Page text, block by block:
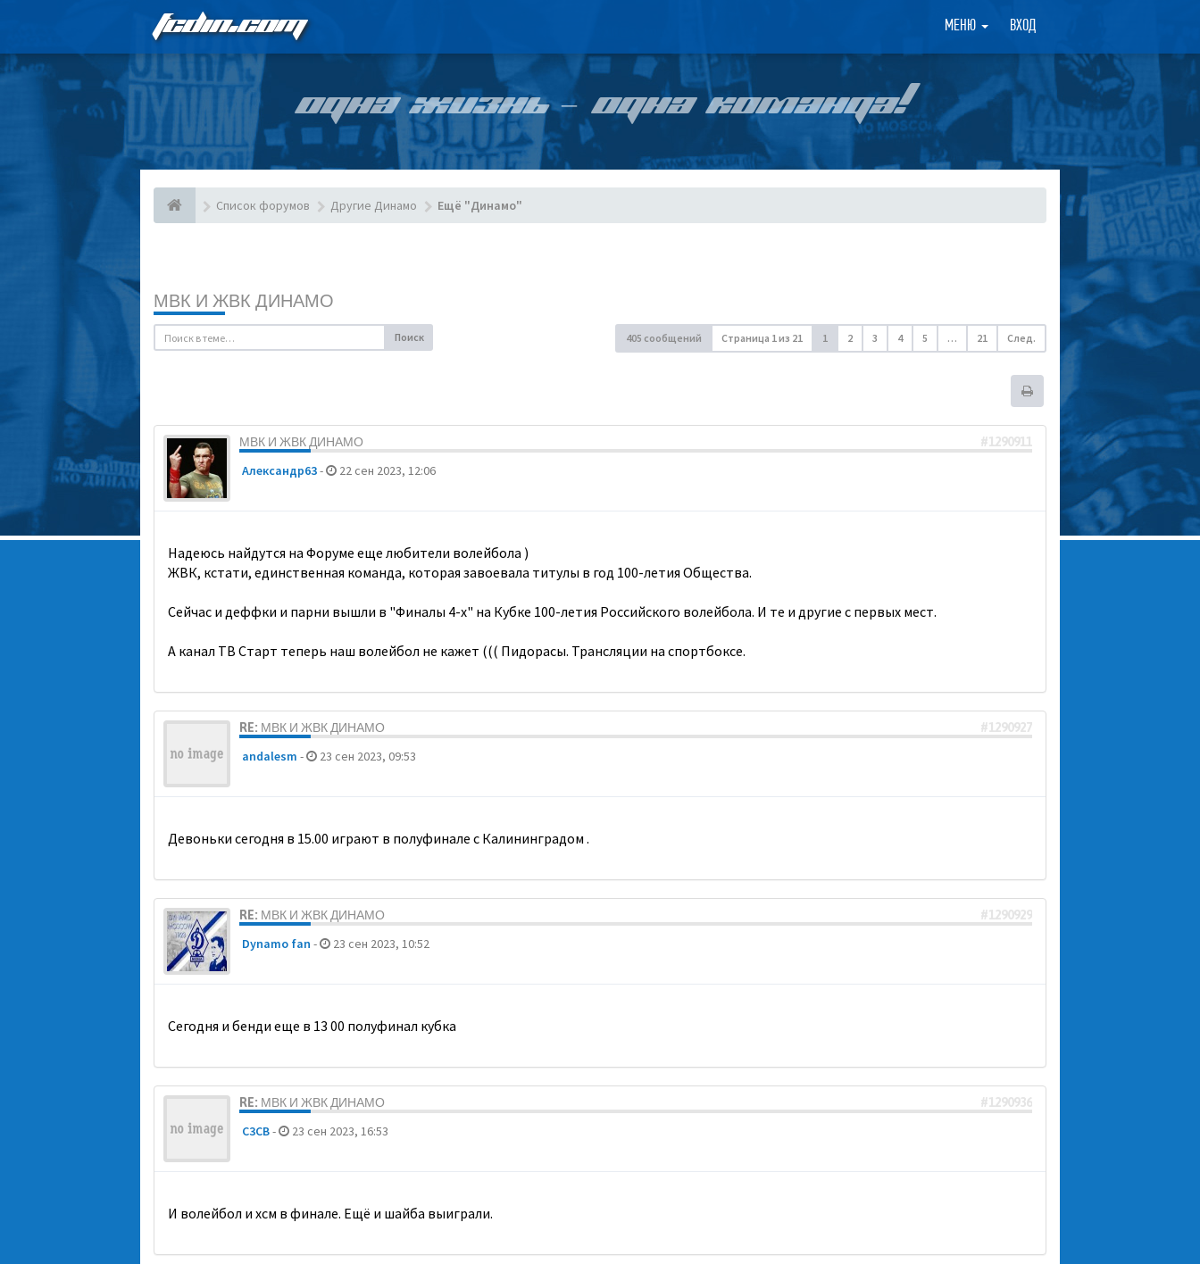
FCDIN.COM МЕНЮ ВХОД ×
ОДНА ЖИЗНЬ – ОДНА КОМАНДА!
Список форумов Другие Динамо Ещё "Динамо"
МВК И ЖВК ДИНАМО
Поиск 405 сообщений Страница 1из 21 1 2 3 4 5 … 21 След.
МВК И ЖВК ДИНАМО #1290911
Александр63- 22 сен 2023, 12:06
Надеюсь найдутся на Форуме еще любители волейбола )
ЖВК, кстати, единственная команда, которая завоевала титулы в год 100-летия Общества.
Сейчас и деффки и парни вышли в "Финалы 4-х" на Кубке 100-летия Российского волейбола. И те и другие с первых мест.
А канал ТВ Старт теперь наш волейбол не кажет ((( Пидорасы. Трансляции на спортбоксе.
RE: МВК И ЖВК ДИНАМО #1290927
andalesm - 23 сен 2023, 09:53
Девоньки сегодня в 15.00 играют в полуфинале с Калининградом .
RE: МВК И ЖВК ДИНАМО #1290929
Dynamo fan - 23 сен 2023, 10:52
Сегодня и бенди еще в 13 00 полуфинал кубка
RE: МВК И ЖВК ДИНАМО #1290936
C3CB- 23 сен 2023, 16:53
И волейбол и хсм в финале. Ещё и шайба выиграли.